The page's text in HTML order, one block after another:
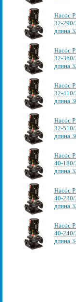
Насос
32-290/
длина
Насос
32-360/
длина
Насос
32-410/
длина
Насос
32-510/
длина
Насос
40-180/
длина
Насос
40-230/
длина
Насос
40-240/
длина